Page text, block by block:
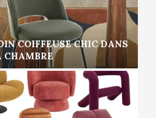
COIFFEUSE CHIC DANS
CHAMBRE